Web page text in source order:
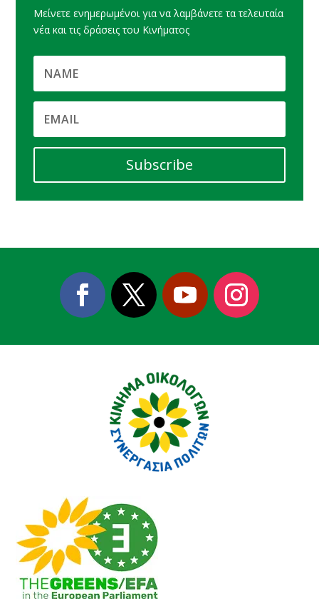
Μείνετε ενημερωμένοι για να λαμβάνετε τα τελευταία
νέα και τις δράσεις του Κινήματος
Subscribe